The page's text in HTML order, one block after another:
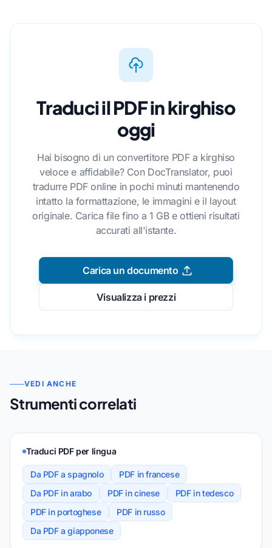
Traduci il PDF in kirghiso
oggi
Hai bisogno di un convertitore PDF a kirghiso
veloce e affidabile? Con DocTranslator, puoi
tradurre PDF online in pochi minuti mantenendo
intatto la formattazione, le immagini e il layout
originale. Carica file fino a 1 GB e ottieni risultati
accurati all'istante.
Carica un documento
Visualizza i prezzi
VEDI ANCHE
Strumenti correlati
Traduci PDF per lingua
Da PDF a spagnolo
PDF in francese
Da PDF in arabo
PDF in cinese
PDF in tedesco
PDF in portoghese
PDF in russo
Da PDF a giapponese